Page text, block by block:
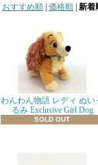
おすすめ順 価格順 新着
わんわん物語 レディ ぬい
るみ Exclusive Girl Dog
SOLD OUT